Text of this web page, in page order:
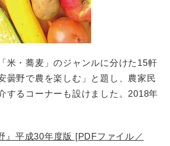
米・蕎麦」のジャンルに分けた15軒
曇野で農を楽しむ」と題し、農家民
するコーナーも設けました。2018年
』平成30年度版 [PDFファイル／